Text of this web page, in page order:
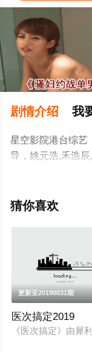
剧情介绍 我
星空影院港台综艺
导，姚元浩,禾浩
湾综艺，手机免
网等平台了解。
猜你喜欢
更新至20190831期
医次搞定2019
《医次搞定》由犀